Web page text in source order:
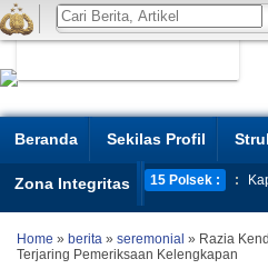
Beranda Sekilas Profil
Zona Integritas 15 Polsek : :
Home » berita » seremonial » Razia
Terjaring Pemeriksaan Kelengkapan